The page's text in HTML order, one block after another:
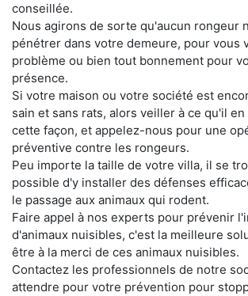
conseillée.
Nous agirons de sorte qu'aucun rongeur
pénétrer dans votre demeure, pour vous
problème ou bien tout bonnement pour
présence.
Si votre maison ou votre société est
sain et sans rats, alors veiller à ce qu'il
cette façon, et appelez-nous pour une
préventive contre les rongeurs.
Peu importe la taille de votre villa, il se
possible d'y installer des défenses
le passage aux animaux qui rodent.
Faire appel à nos experts pour prévenir
d'animaux nuisibles, c'est la meilleure
être à la merci de ces animaux nuisibles.
Contactez les professionnels de notre
attendre pour votre prévention pour